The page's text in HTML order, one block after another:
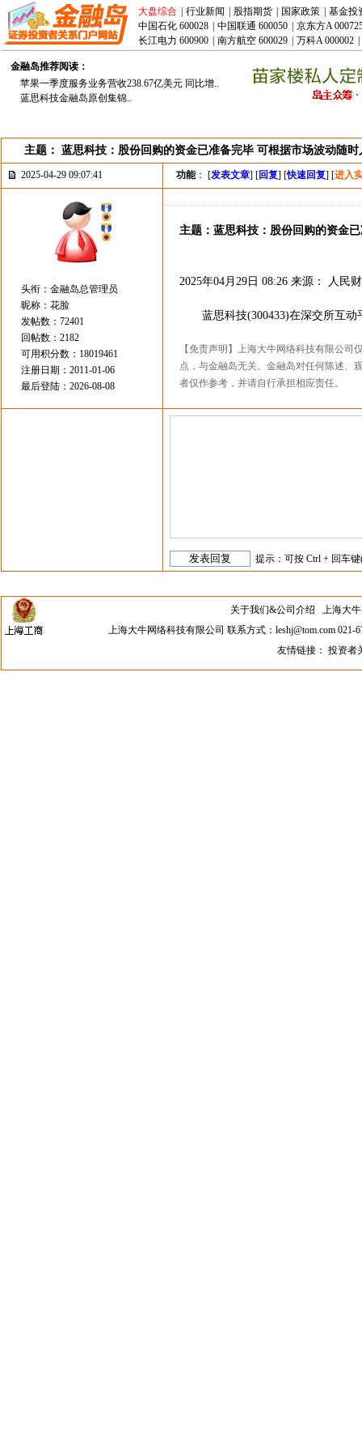
大盘综合 行业新闻 股指期货 国家政策
基金投
中国石化 600028
中国联通 600050
京东方A
长江电力 600900
南方航空 600029 万科A 000002
金融岛推荐阅读：
苹果一季度服务业务营收238.67亿美元 同比增..
蓝思科技金融岛原创集锦..
主题： 蓝思科技：股份回购的资金已准备完毕 可根据市场波动随
2025-04-29 09:07:41 功能： [发表文章] [回复] [快速回复] [进入
头衔：金融岛总管理员
昵称：花脸
发帖数：72401
回帖数：2182
可用积分数：18019461
注册日期：2011-01-06
最后登陆：2026-08-08
主题：蓝思科技：股份回购的资金
2025年04月29日 08:26 来源： 人民
蓝思科技(300433)在深交所互动
【免责声明】上海大牛网络科技有限公
点，与金融岛无关。金融岛对任何陈述、
者仅作参考，并请自行承担相应责任。
提示：可按 Ctrl + 回车
关于我们&公司介绍 上海大牛
上海大牛网络科技有限公司 联系方式：leshj@tom.com
友情链接：投资者